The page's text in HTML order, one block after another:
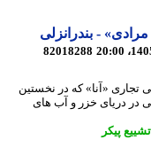
- بندرانزلی
82018288
«آنا» که در نخستین
دریای خزر و آب های
پیکر